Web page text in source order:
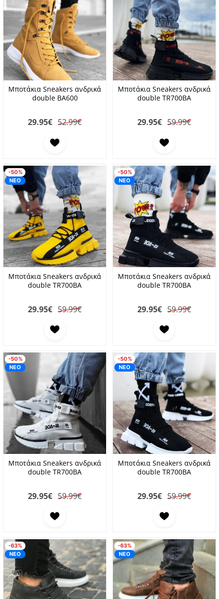
Μποτάκια Sneakers ανδρικά
double BA600
29.95€ 52.99€
Προσθήκη στα αγαπημένα
Μποτάκια Sneakers ανδρικά
double TR700BA
29.95€ 59.99€
Προσθήκη στα
Μποτάκια Sneakers ανδρικά
double TR700BA
-50%
ΝΕΟ
29.95€ 59.99€
Προσθήκη στα αγαπημένα
Μποτάκια Sneakers ανδρικά
double TR700BA
-50%
ΝΕΟ
29.95€ 59.99€
Προσθήκη στα
Μποτάκια Sneakers ανδρικά
double TR700BA
-50%
ΝΕΟ
29.95€ 59.99€
Προσθήκη στα αγαπημένα
Μποτάκια Sneakers ανδρικά
double TR700BA
-50%
ΝΕΟ
29.95€ 59.99€
Προσθήκη στα
-63%
ΝΕΟ
-63%
ΝΕΟ